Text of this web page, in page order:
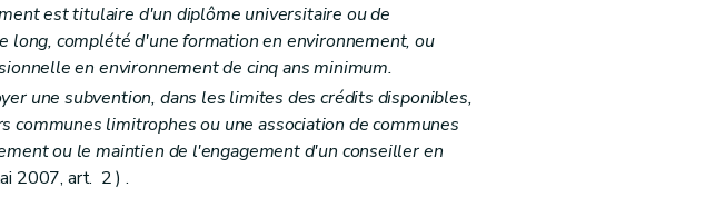
structurel des associations environnementales
du 23 janvier 2014, art. 4)
est titulaire d'un diplôme universitaire ou de
long, complété d'une formation en environnement, ou
en environnement de cinq ans minimum.
une subvention, dans les limites des crédits disponibles,
communes limitrophes ou une association de communes
ou le maintien de l'engagement d'un conseiller en
2007, art. 2 ) .